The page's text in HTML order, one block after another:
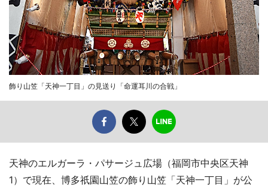
飾り山笠「天神一丁目」の見送り「命運耳川の合戦」
天神のエルガーラ・パサージュ広場（福岡市中央区天神
1）で現在、博多祇園山笠の飾り山笠「天神一丁目」が公